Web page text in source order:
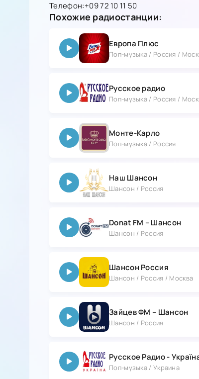
Телефон:+09 72 10 11 50
Похожие радиостанции:
Европа Плюс
Поп-музыка / Россия /
Русское радио
Поп-музыка / Россия /
Монте-Карло
Поп-музыка / Россия
Наш Шансон
Шансон / Россия
Donat FM – Шансон
Шансон / Россия
Шансон Россия
Шансон / Россия / Москва
Зайцев ФМ – Шансон
Шансон / Россия
Русское Радио -
Поп-музыка / Украина